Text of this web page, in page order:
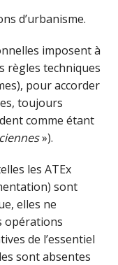
d’urbanisme.
imposent à
règles techniques
pour accorder
toujours
comme étant
»).
les ATEx
sont
elles ne
opérations
de l’essentiel
sont absentes